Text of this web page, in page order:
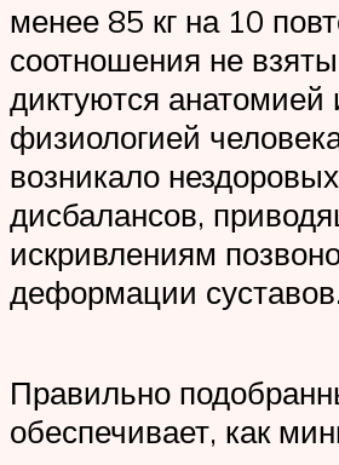
менее 85 кг на 10
соотношения не
диктуются анатомией
физиологией
возникало нездоровых
дисбалансов,
искривлениям
деформации
Правильно
обеспечивает, как